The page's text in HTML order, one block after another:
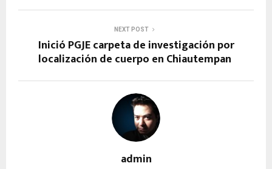
NEXT POST
Inició PGJE carpeta de investigación por
localización de cuerpo en Chiautempan
admin